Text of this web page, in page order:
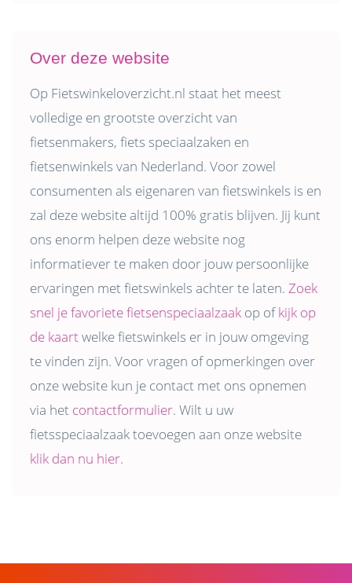
Over deze website
Op Fietswinkeloverzicht.nl staat het meest
volledige en grootste overzicht van
fietsenmakers, fiets speciaalzaken en
fietsenwinkels van Nederland. Voor zowel
consumenten als eigenaren van fietswinkels is en
zal deze website altijd 100% gratis blijven. Jij kunt
ons enorm helpen deze website nog
informatiever te maken door jouw persoonlijke
ervaringen met fietswinkels achter te laten. Zoek
snel je favoriete fietsenspeciaalzaakop ofkijk op
de kaartwelke fietswinkels er in jouw omgeving
te vinden zijn. Voor vragen of opmerkingen over
onze website kun je contact met ons opnemen
via het contactformulier. Wilt u uw
fietsspeciaalzaak toevoegen aan onze website
klik dan nu hier.